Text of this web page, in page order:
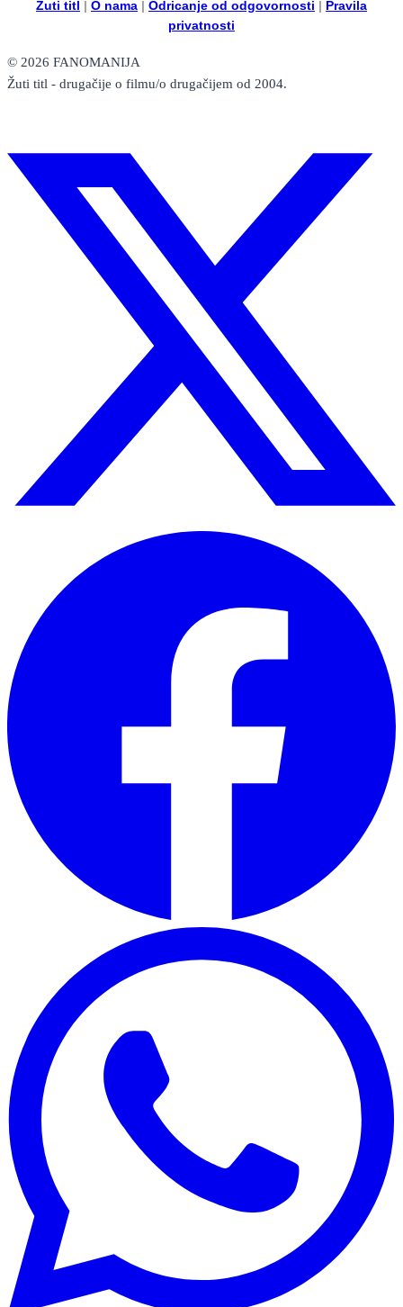
Žuti titl | O nama | Odricanje od odgovornosti | Pravila
privatnosti
© 2026 FANOMANIJA
Žuti titl - drugačije o filmu/o drugačijem od 2004.